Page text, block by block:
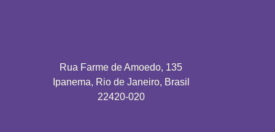
Rua Farme de Amoedo, 135
Ipanema, Rio de Janeiro, Brasil
22420-020